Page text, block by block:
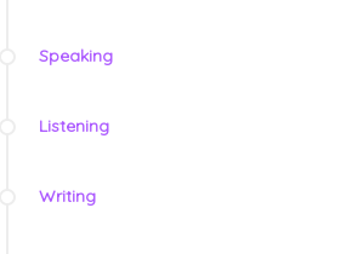
Speaking
Listening
Writing